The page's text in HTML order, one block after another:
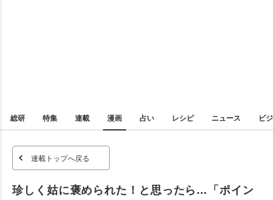
総研 特集 連載 漫画 占い レシピ ニュース ビ
連載トップへ戻る
珍しく姑に褒められた！と思ったら…「ポイン